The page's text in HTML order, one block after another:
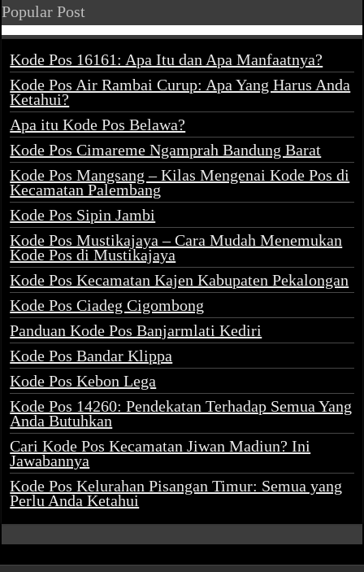
Popular Post
Kode Pos 16161: Apa Itu dan Apa Manfaatnya?
Kode Pos Air Rambai Curup: Apa Yang Harus Anda
Ketahui?
Apa itu Kode Pos Belawa?
Kode Pos Cimareme Ngamprah Bandung Barat
Kode Pos Mangsang – Kilas Mengenai Kode Pos di
Kecamatan Palembang
Kode Pos Sipin Jambi
Kode Pos Mustikajaya – Cara Mudah Menemukan
Kode Pos di Mustikajaya
Kode Pos Kecamatan Kajen Kabupaten Pekalongan
Kode Pos Ciadeg Cigombong
Panduan Kode Pos Banjarmlati Kediri
Kode Pos Bandar Klippa
Kode Pos Kebon Lega
Kode Pos 14260: Pendekatan Terhadap Semua Yang
Anda Butuhkan
Cari Kode Pos Kecamatan Jiwan Madiun? Ini
Jawabannya
Kode Pos Kelurahan Pisangan Timur: Semua yang
Perlu Anda Ketahui